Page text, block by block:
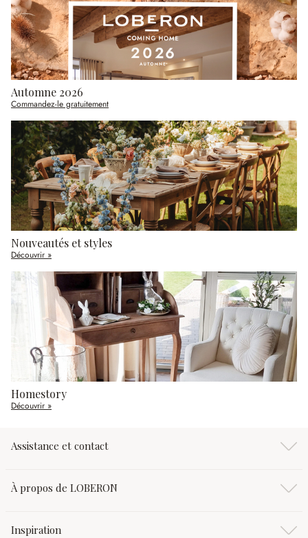
Automne 2026
Commandez-le gratuitement
Nouveautés et styles
Découvrir »
Homestory
Découvrir »
Assistance et contact
À propos de LOBERON
Inspiration